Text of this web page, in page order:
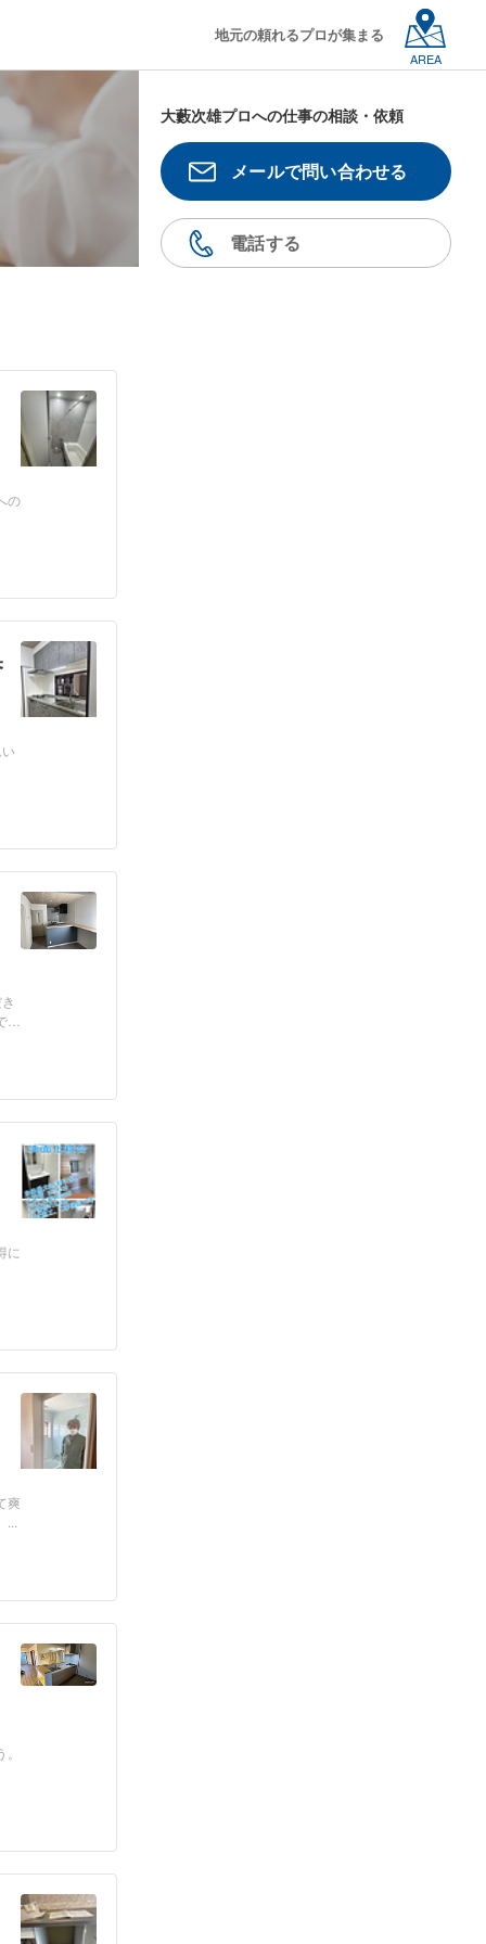
地元の頼れるプロが集まる
AREA
の
に
爽
大藪次雄プロへの仕事の相談・依頼
メールで問い合わせる
電話する